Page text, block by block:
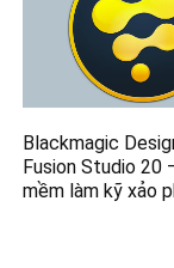
Blackmagic
Fusion Studio 20
mềm làm kỹ xảo